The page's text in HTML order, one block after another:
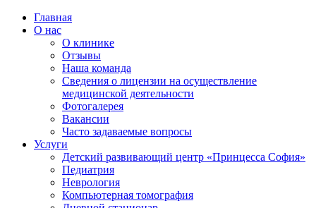
Главная
О нас
О клинике
Отзывы
Наша команда
Сведения о лицензии на осуществление
медицинской деятельности
Фотогалерея
Вакансии
Часто задаваемые вопросы
Услуги
Детский развивающий центр «Принцесса София»
Педиатрия
Неврология
Компьютерная томография